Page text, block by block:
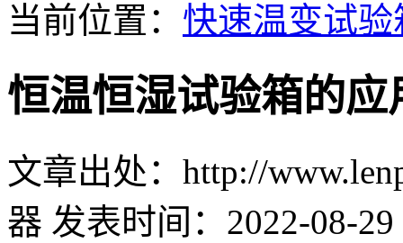
当前位置： 快速温变试验
恒温恒湿试验箱的
文章出处：http://
器 发表时间：2022-08-29